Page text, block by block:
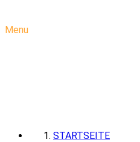
Menu
STARTSEITE